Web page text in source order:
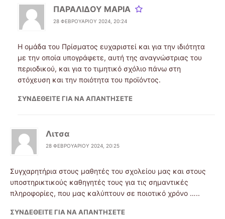
ΠΑΡΑΛΙΔΟΥ ΜΑΡΙΑ
28 ΦΕΒΡΟΥΑΡΊΟΥ 2024, 20:24
Η ομάδα του Πρίσματος ευχαριστεί και για την ιδιότητα
με την οποία υπογράφετε, αυτή της αναγνώστριας του
περιοδικού, και για το τιμητικό σχόλιο πάνω στη
στόχευση και την ποιότητα του προϊόντος.
ΣΥΝΔΕΘΕΊΤΕ ΓΙΑ ΝΑ ΑΠΑΝΤΉΣΕΤΕ
Λιτσα
28 ΦΕΒΡΟΥΑΡΊΟΥ 2024, 20:25
Συγχαρητήρια στους μαθητές του σχολείου μας και στους
υποστηρικτικούς καθηγητές τους για τις σημαντικές
πληροφορίες, που μας καλύπτουν σε ποιοτικό χρόνο …..
ΣΥΝΔΕΘΕΊΤΕ ΓΙΑ ΝΑ ΑΠΑΝΤΉΣΕΤΕ